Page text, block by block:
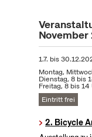
November
1.7. bis
Montag,
Dienstag, 8 bis
Freitag, 8 bis 14
Eintritt frei
2. Bicycle